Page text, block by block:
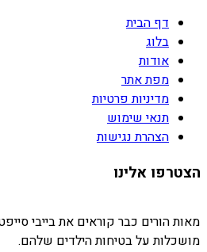
דף הבית
בלוג
אודות
מפת אתר
מדיניות פרטיות
תנאי שימוש
הצהרת נגישות
הצטרפו אלינו
מאות הורים כבר קוראים את בייבי
מושכלות על בטיחות הילדים שלהם.